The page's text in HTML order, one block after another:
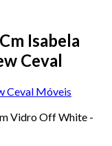
Isabela
Ceval
Ceval Móveis
Vidro Off White -